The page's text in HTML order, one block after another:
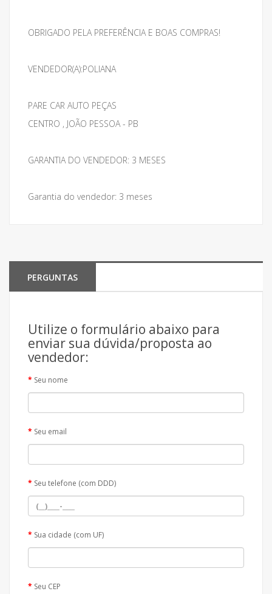
OBRIGADO PELA PREFERÊNCIA E BOAS COMPRAS!
VENDEDOR(A):POLIANA
PARE CAR AUTO PEÇAS
CENTRO , JOÃO PESSOA - PB
GARANTIA DO VENDEDOR: 3 MESES
Garantia do vendedor: 3 meses
PERGUNTAS
Utilize o formulário abaixo para
enviar sua dúvida/proposta ao
vendedor:
Seu nome
Seu email
Seu telefone (com DDD)
Sua cidade (com UF)
Seu CEP